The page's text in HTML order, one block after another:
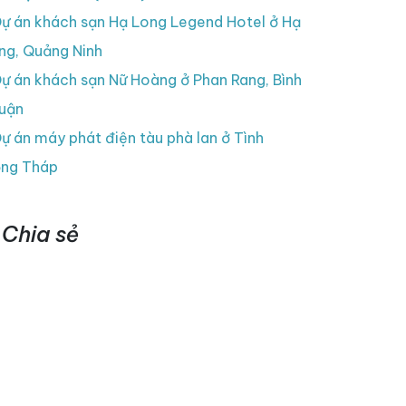
án khách sạn Hạ Long Legend Hotel ở Hạ
Quảng Ninh
án khách sạn Nữ Hoàng ở Phan Rang, Bình
án máy phát điện tàu phà lan ở Tình
Tháp
Chia sẻ